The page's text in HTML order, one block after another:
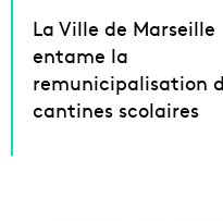
La Ville de Marseille
entame la
remunicipalisation
cantines scolaires